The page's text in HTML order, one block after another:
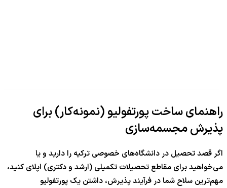
راهنمای ساخت پورتفولیو (نمونه‌کار) برای
پذیرش مجسمه‌سازی
اگر قصد تحصیل در دانشگاه‌های خصوصی ترکیه را دارید و یا
می‌خواهید برای مقاطع تحصیلات تکمیلی (ارشد و دکتری) اپلای کنید،
مهم‌ترین سلاح شما در فرآیند پذیرش، داشتن یک پورتفولیو